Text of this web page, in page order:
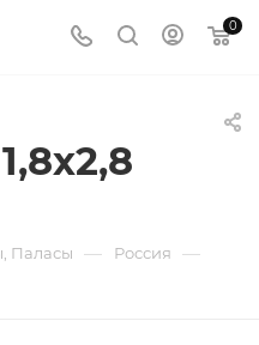
0
Паласы — Россия —